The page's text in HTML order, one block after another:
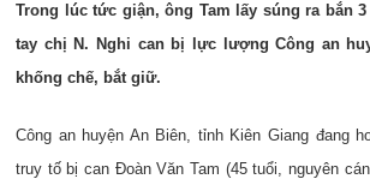
Trong lúc tức giận, ông Tam lấy súng ra bắn
tay chị N. Nghi can bị lực lượng Công an
khống chế, bắt giữ.
Công an huyện An Biên, tỉnh Kiên Giang đang
truy tố bị can Đoàn Văn Tam (45 tuổi, nguyên